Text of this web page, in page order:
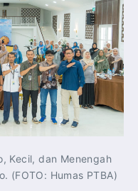
Kecil, dan Menengah
(FOTO: Humas PTBA)